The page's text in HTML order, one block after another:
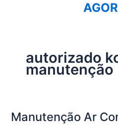
autorizado
manutenção
Manutenção Ar